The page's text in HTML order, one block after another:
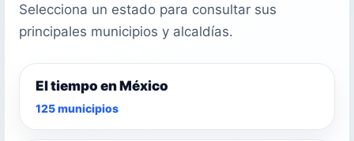
Selecciona un estado para consultar sus
principales municipios y alcaldías.
El tiempo en México
125 municipios